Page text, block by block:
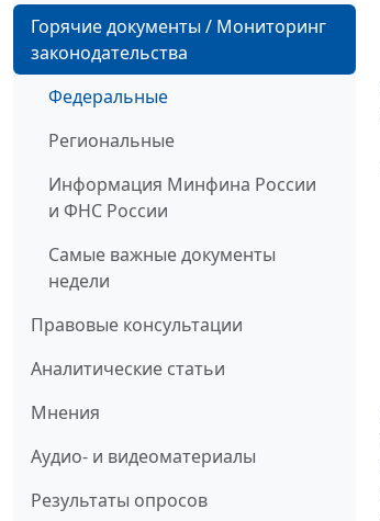
Горячие документы / Мониторинг
законодательства
Федеральные
Региональные
Информация Минфина России
и ФНС России
Самые важные документы
недели
Правовые консультации
Аналитические статьи
Мнения
Аудио- и видеоматериалы
Результаты опросов